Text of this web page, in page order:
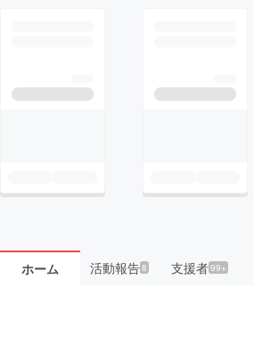
ホーム 活動報告8 支援者99+